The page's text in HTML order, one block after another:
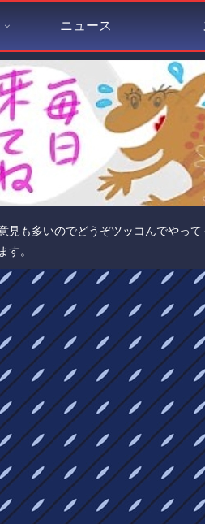
も多いのでどうぞツッコんでやっ
ます。
ニュース